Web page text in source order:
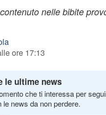
nelle bibite
ore 17:13
le ultime news
che ti interessa per
le news da non perdere.